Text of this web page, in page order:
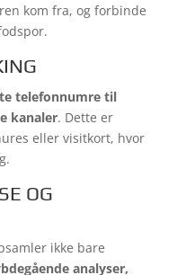
kom fra, og forbinde
telefonnumre til
kanaler. Dette er
eller visitkort, hvor
OG
ikke bare
analyser,